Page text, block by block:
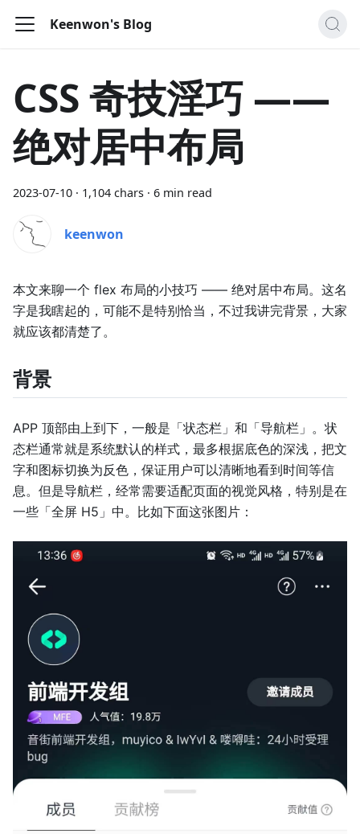
Keenwon's Blog
CSS 奇技淫巧 ——
绝对居中布局
2023-07-10 · 1,104 chars · 6 min read
keenwon
本文来聊一个 flex 布局的小技巧 —— 绝对居中布局。这名
字是我瞎起的，可能不是特别恰当，不过我讲完背景，大家
就应该都清楚了。
背景
APP 顶部由上到下，一般是「状态栏」和「导航栏」。状
态栏通常就是系统默认的样式，最多根据底色的深浅，把文
字和图标切换为反色，保证用户可以清晰地看到时间等信
息。但是导航栏，经常需要适配页面的视觉风格，特别是在
一些「全屏 H5」中。比如下面这张图片：